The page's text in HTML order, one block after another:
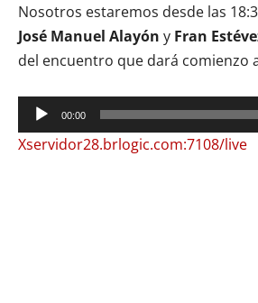
Nosotros estaremos desde las
José Manuel Alayón y Fran
del encuentro que dará comienzo
Reproductor
de
audio
00:00
Xservidor28.brlogic.com:7108/live